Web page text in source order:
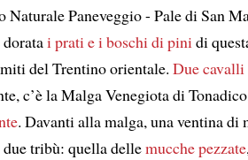
Naturale Paneveggio - Pale di San
i prati e i boschi di pini di
del Trentino orientale. Due cavalli
c’è la Malga Venegiota di
. Davanti alla malga, una ventina di
tribù: quella dellemucche pezzate